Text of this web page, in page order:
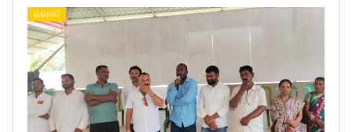
ରାଜନୀତି